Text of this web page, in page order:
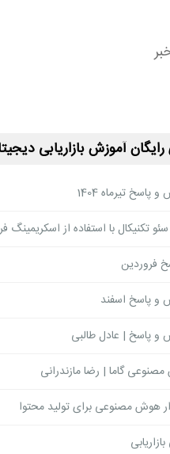
آموزش بازاریابی
پاسخ تیرماه 1404
سئو تکنیکال با استفاده از اسکریمینگ
فروردین
و پاسخ اسفند
و پاسخ | عادل طالبی
گاما | رضا مازندرانی